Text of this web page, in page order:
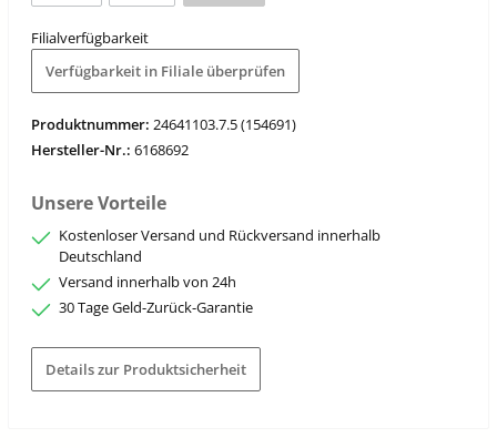
Filialverfügbarkeit
Verfügbarkeit in Filiale überprüfen
Produktnummer: 24641103.7.5 (154691)
Hersteller-Nr.: 6168692
Unsere Vorteile
Kostenloser Versand und Rückversand innerhalb
Deutschland
Versand innerhalb von 24h
30 Tage Geld-Zurück-Garantie
Details zur Produktsicherheit